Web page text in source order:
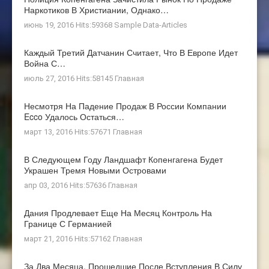
Наркотиков В Христиании, Однако…
июнь 19, 2016 Hits:59368 Sample Data-Articles
Каждый Третий Датчанин Считает, Что В Европе Идет
Война С…
июль 27, 2016 Hits:58145 Главная
Несмотря На Падение Продаж В России Компании
Ecco Удалось Остаться…
март 13, 2016 Hits:57671 Главная
В Следующем Году Ландшафт Копенгагена Будет
Украшен Тремя Новыми Островами
апр 03, 2016 Hits:57636 Главная
Дания Продлевает Еще На Месяц Контроль На
Границе С Германией
март 21, 2016 Hits:57162 Главная
За Два Месяца, Прошедшие После Вступления В Силу